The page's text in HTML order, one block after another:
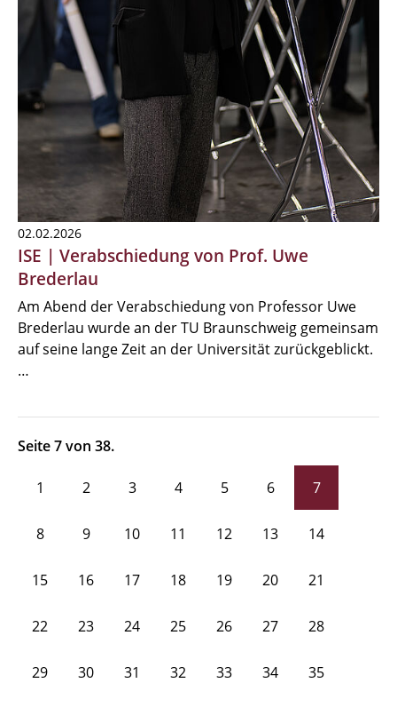
02.02.2026
ISE | Verabschiedung von Prof. Uwe
Brederlau
Am Abend der Verabschiedung von Professor Uwe
Brederlau wurde an der TU Braunschweig gemeinsam
auf seine lange Zeit an der Universität zurückgeblickt.
…
Seite 7 von 38.
1 2 3 4 5 6 7
8 9 10 11 12 13 14
15 16 17 18 19 20 21
22 23 24 25 26 27 28
29 30 31 32 33 34 35